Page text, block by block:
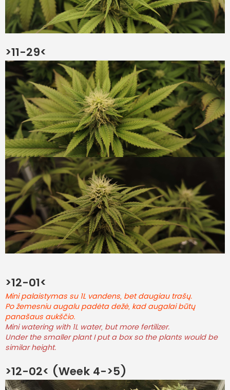
>11-29<
>12-01<
Mini palaistymas su 1L vandens, bet daugiau trašų.
Po žemesniu augalu padėta dežė, kad augalai būtų
panašaus aukščio.
Mini watering with 1L water, but more fertilizer.
Under the smaller plant I put a box so the plants would be
similar height.
>12-02< (Week 4->5)